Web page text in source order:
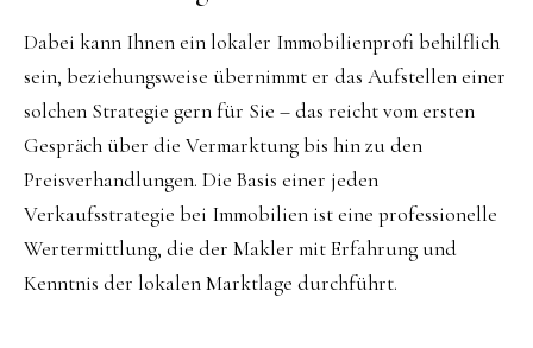
Dabei kann Ihnen ein lokaler Immobilienprofi behilflich
sein, beziehungsweise übernimmt er das Aufstellen einer
solchen Strategie gern für Sie – das reicht vom ersten
Gespräch über die Vermarktung bis hin zu den
Preisverhandlungen. Die Basis einer jeden
Verkaufsstrategie bei Immobilien ist eine professionelle
Wertermittlung, die der Makler mit Erfahrung und
Kenntnis der lokalen Marktlage durchführt.